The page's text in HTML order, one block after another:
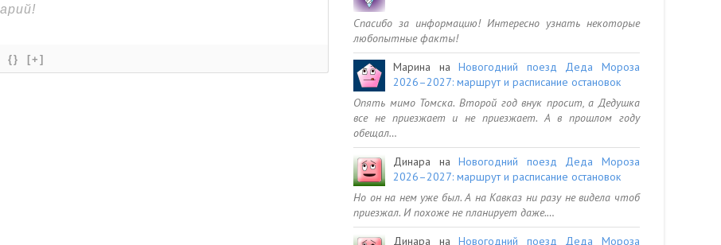
{} [+]
Спасибо за информацию! Интересно узнать некоторые
любопытные факты!
Марина наНовогодний поезд Деда Мороза
2026–2027: маршрут и расписание остановок
Опять мимо Томска. Второй год внук просит, а Дедушка
все не приезжает и не приезжает. А в прошлом году
обещал…
Динара наНовогодний поезд Деда Мороза
2026–2027: маршрут и расписание остановок
Но он на нем уже был. А на Кавказ ни разу не видела чтоб
приезжал. И похоже не планирует даже.…
Динара наНовогодний поезд Деда Мороза